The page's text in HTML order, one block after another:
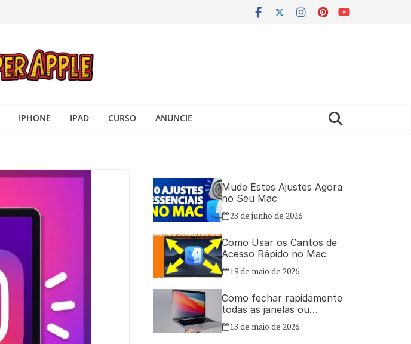
IPHONE IPAD CURSO ANUNCIE
Mude Estes Ajustes Agora
no Seu Mac
23 de junho de 2026
Como Usar os Cantos de
Acesso Rápido no Mac
19 de maio de 2026
Como fechar rapidamente
todas as janelas ou
aplicativos abertos no Mac
13 de maio de 2026